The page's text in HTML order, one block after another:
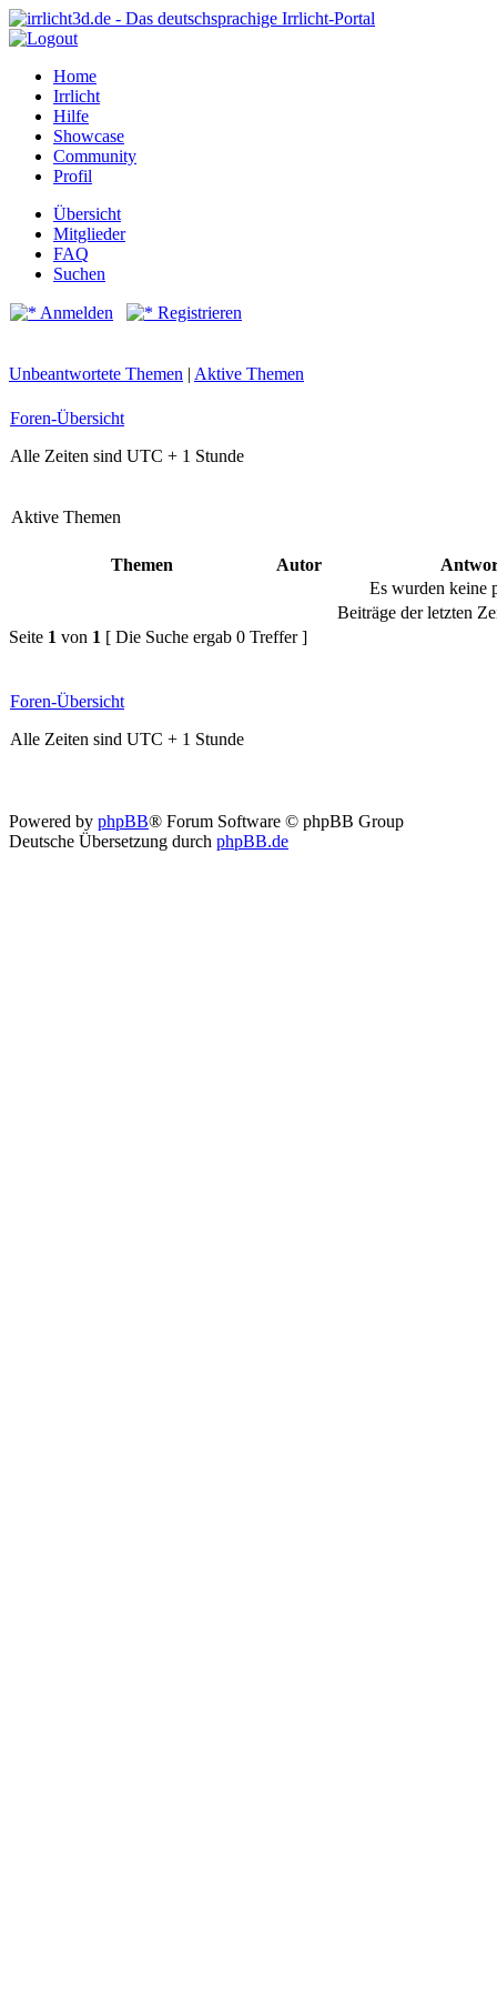
Home
Irrlicht
Hilfe
Showcase
Community
Profil
Übersicht
Mitglieder
FAQ
Suchen
Anmelden Registrieren
Unbeantwortete Themen | Aktive Themen
Foren-Übersicht
Alle Zeiten sind UTC + 1 Stunde
Aktive Themen
Themen Autor
Es wurden keine
Beiträge der letzten
Seite 1 von 1 [ Die Suche ergab 0 Treffer ]
Foren-Übersicht
Alle Zeiten sind UTC + 1 Stunde
Powered by phpBB® Forum Software © phpBB Group
Deutsche Übersetzung durch phpBB.de